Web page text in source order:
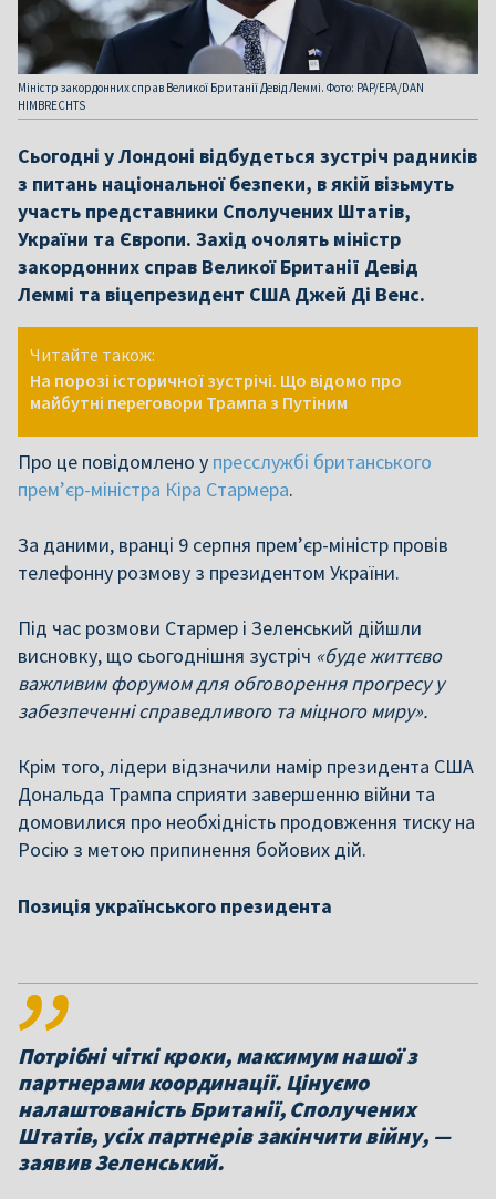
Міністр закордонних справ Великої Британії Девід Леммі. Фото: PAP/EPA/DAN
HIMBRECHTS
Сьогодні у Лондоні відбудеться зустріч радників
з питань національної безпеки, в якій візьмуть
участь представники Сполучених Штатів,
України та Європи. Захід очолять міністр
закордонних справ Великої Британії Девід
Лeммі та віцепрезидент США Джей Ді Венс.
Читайте також:
На порозі історичної зустрічі. Що відомо про
майбутні переговори Трампа з Путіним
Про це повідомлено у пресслужбі британського
прем’єр-міністра Кіра Стармера.
За даними, вранці 9 серпня прем’єр-міністр провів
телефонну розмову з президентом України.
Під час розмови Стармер і Зеленський дійшли
висновку, що сьогоднішня зустріч «буде життєво
важливим форумом для обговорення прогресу у
забезпеченні справедливого та міцного миру».
Крім того, лідери відзначили намір президента США
Дональда Трампа сприяти завершенню війни та
домовилися про необхідність продовження тиску на
Росію з метою припинення бойових дій.
Позиція українського президента
Потрібні чіткі кроки, максимум нашої з
партнерами координації. Цінуємо
налаштованість Британії, Сполучених
Штатів, усіх партнерів закінчити війну, —
заявив Зеленський.